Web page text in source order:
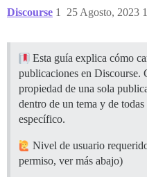
Discourse 25 Agosto, 2023
1
Esta guía explica cómo
publicaciones en Discourse.
propiedad de una sola
dentro de un tema y de
específico.
Nivel de usuario
permiso, ver más abajo)